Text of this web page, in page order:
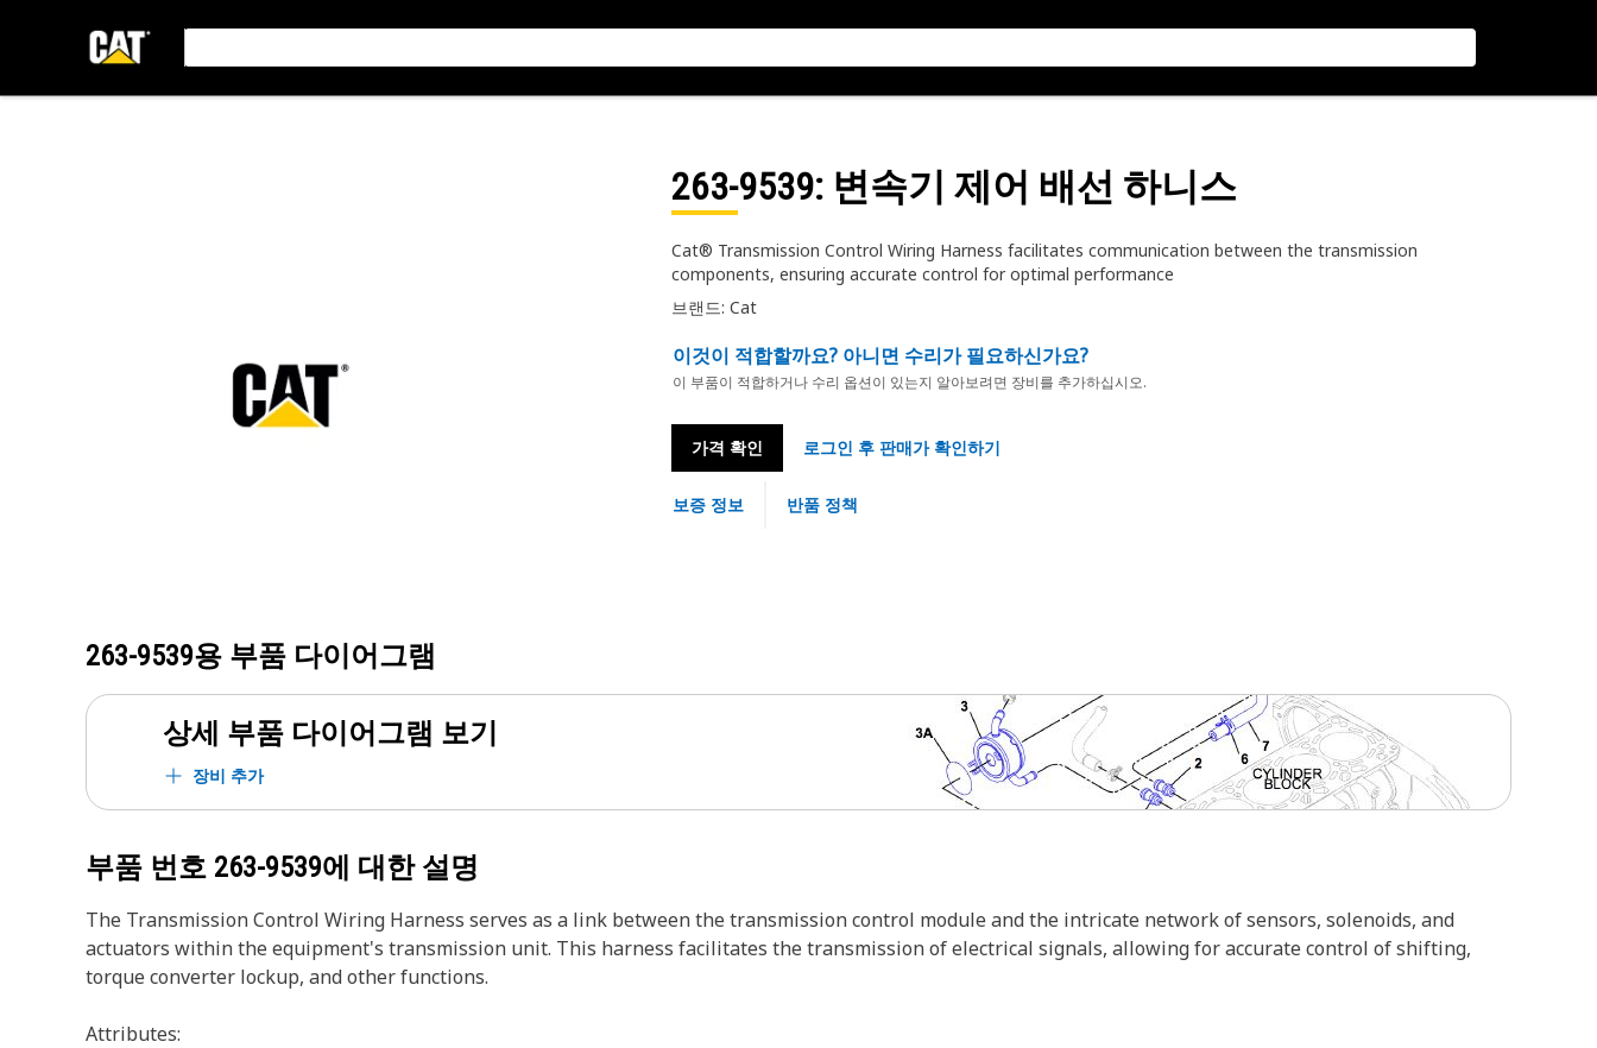
263-9539: 변속기 제어 배선 하니스
Cat® Transmission Control Wiring Harness facilitates communication between the transmission
components, ensuring accurate control for optimal performance
브랜드: Cat
이것이 적합할까요? 아니면 수리가 필요하신가요?
이 부품이 적합하거나 수리 옵션이 있는지 알아보려면 장비를 추가하십시오.
가격 확인 로그인 후 판매가 확인하기
보증 정보 반품 정책
263-9539용 부품 다이어그램
상세 부품 다이어그램 보기
장비 추가
부품 번호 263-9539에 대한 설명
The Transmission Control Wiring Harness serves as a link between the transmission control module and the intricate network of sensors, solenoids, and
actuators within the equipment's transmission unit. This harness facilitates the transmission of electrical signals, allowing for accurate control of shifting,
torque converter lockup, and other functions.
Attributes: